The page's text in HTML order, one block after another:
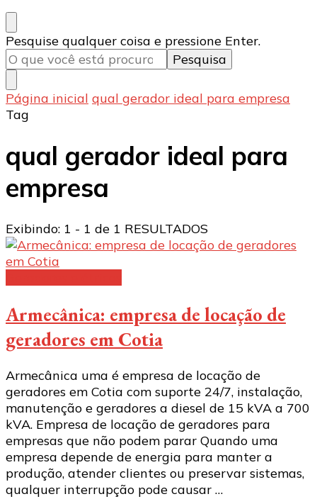
Procurando
algo?
Pesquise qualquer coisa e pressione Enter.
Página inicial qual gerador ideal para empresa
Tag
qual gerador ideal para
empresa
Exibindo: 1 - 1 de 1 RESULTADOS
Armecânica: empresa de locação de
geradores em Cotia
Armecânica uma é empresa de locação de
geradores em Cotia com suporte 24/7, instalação,
manutenção e geradores a diesel de 15 kVA a 700
kVA. Empresa de locação de geradores para
empresas que não podem parar Quando uma
empresa depende de energia para manter a
produção, atender clientes ou preservar sistemas,
qualquer interrupção pode causar …